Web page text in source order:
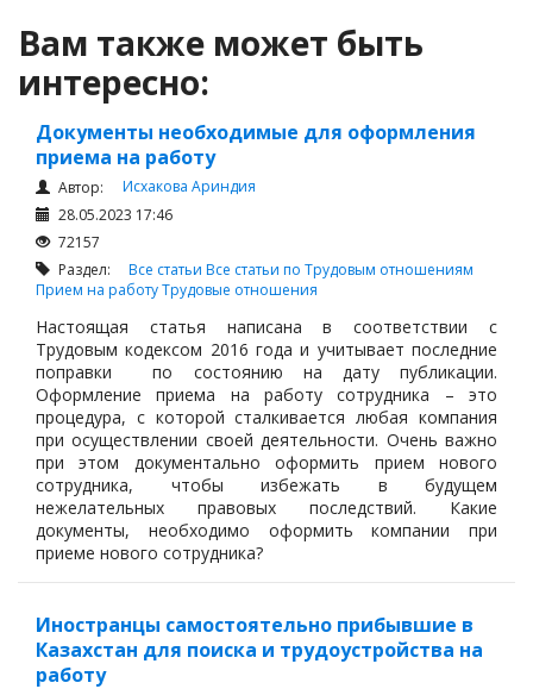
Вам также может быть
интересно:
Документы необходимые для оформления
приема на работу
Автор:
Исхакова Ариндия
28.05.2023 17:46
72157
Раздел: Все статьи Все статьи по Трудовым отношениям
Прием на работуТрудовые отношения
Настоящая статья написана в соответствии с
Трудовым кодексом 2016 года и учитывает последние
поправки по состоянию на дату публикации.
Оформление приема на работу сотрудника – это
процедура, с которой сталкивается любая компания
при осуществлении своей деятельности. Очень важно
при этом документально оформить прием нового
сотрудника, чтобы избежать в будущем
нежелательных правовых последствий. Какие
документы, необходимо оформить компании при
приеме нового сотрудника?
Иностранцы самостоятельно прибывшие в
Казахстан для поиска и трудоустройства на
работу